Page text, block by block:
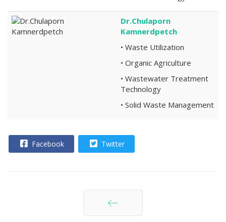
Dr.Chulaporn
Kamnerdpetch
• Waste Utilization
• Organic Agriculture
• Wastewater Treatment
Technology
• Solid Waste Management
Facebook Twitter